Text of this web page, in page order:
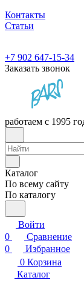
Контакты
Статьи
+7 902 647-15-34
Заказать звонок
работаем с 1995
Каталог
По всему сайту
По каталогу
Войти
0
Сравнение
0
Избранное
0 Корзина
Каталог